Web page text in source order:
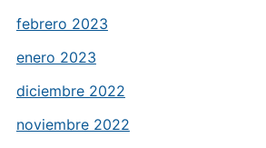
febrero 2023
enero 2023
diciembre 2022
noviembre 2022